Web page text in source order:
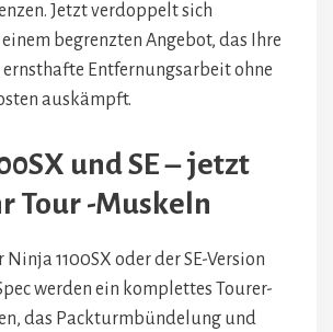
Jetzt verdoppelt sich
begrenzten Angebot, das Ihre
ernsthafte Entfernungsarbeit ohne
auskämpft.
und SE – jetzt
Tour -Muskeln
Ninja 1100SX oder der SE-Version
werden ein komplettes Tourer-
das Packturmbündelung und